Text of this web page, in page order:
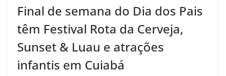
Final de semana do Dia dos Pais
têm Festival Rota da Cerveja,
Sunset & Luau e atrações
infantis em Cuiabá